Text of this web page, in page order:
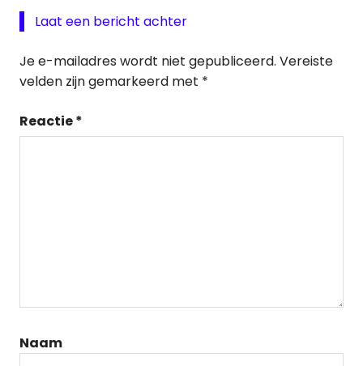
Laat een bericht achter
Je e-mailadres wordt niet gepubliceerd. Vereiste
velden zijn gemarkeerd met *
Reactie*
Naam